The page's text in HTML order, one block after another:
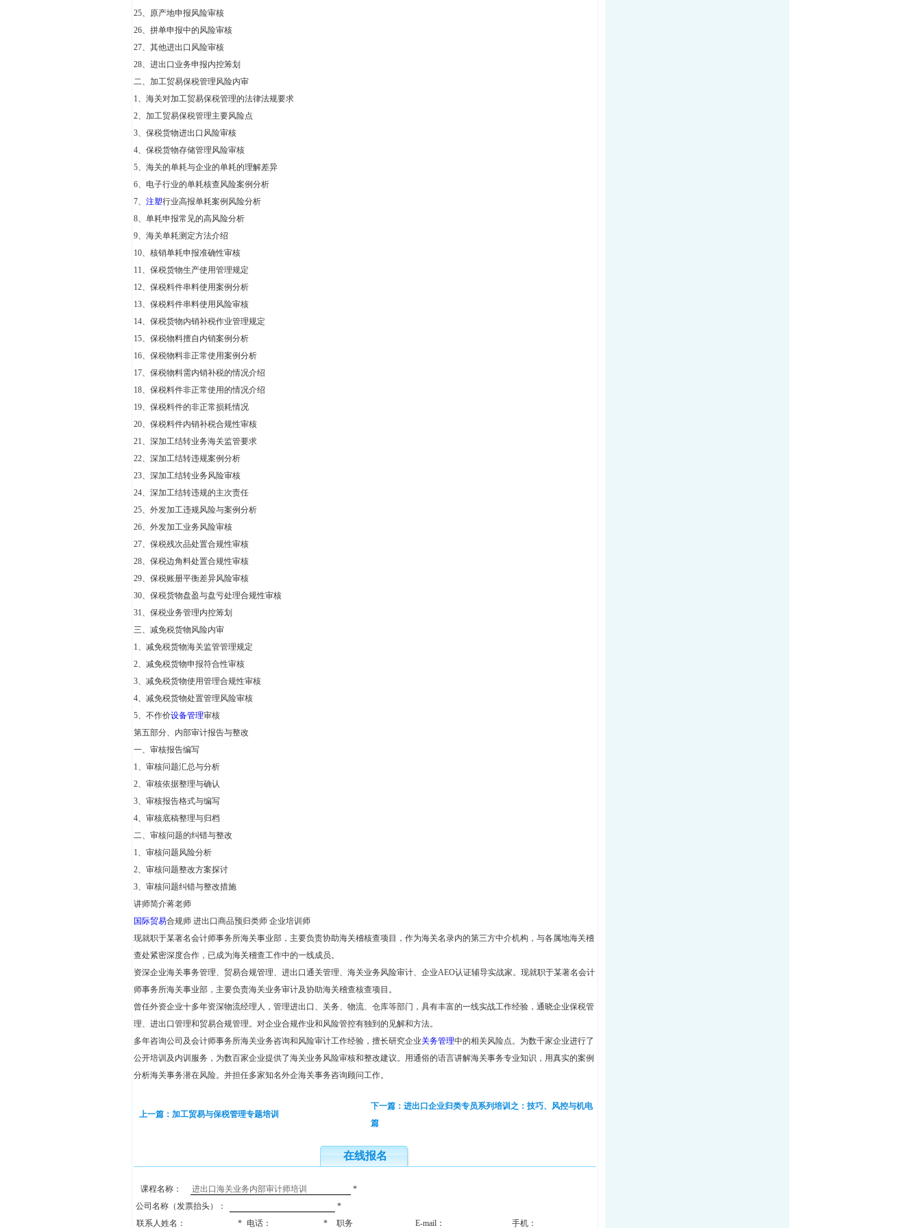
25、原产地申报风险审核
26、拼单申报中的风险审核
27、其他进出口风险审核
28、进出口业务申报内控筹划
二、加工贸易保税管理风险内审
1、海关对加工贸易保税管理的法律法规要求
2、加工贸易保税管理主要风险点
3、保税货物进出口风险审核
4、保税货物存储管理风险审核
5、海关的单耗与企业的单耗的理解差异
6、电子行业的单耗核查风险案例分析
7、 注塑行业高报单耗案例风险分析
8、单耗申报常见的高风险分析
9、海关单耗测定方法介绍
10、核销单耗申报准确性审核
11、保税货物生产使用管理规定
12、保税料件串料使用案例分析
13、保税料件串料使用风险审核
14、保税货物内销补税作业管理规定
15、保税物料擅自内销案例分析
16、保税物料非正常使用案例分析
17、保税物料需内销补税的情况介绍
18、保税料件非正常使用的情况介绍
19、保税料件的非正常损耗情况
20、保税料件内销补税合规性审核
21、深加工结转业务海关监管要求
22、深加工结转违规案例分析
23、深加工结转业务风险审核
24、深加工结转违规的主次责任
25、外发加工违规风险与案例分析
26、外发加工业务风险审核
27、保税残次品处置合规性审核
28、保税边角料处置合规性审核
29、保税账册平衡差异风险审核
30、保税货物盘盈与盘亏处理合规性审核
31、保税业务管理内控筹划
三、减免税货物风险内审
1、减免税货物海关监管管理规定
2、减免税货物申报符合性审核
3、减免税货物使用管理合规性审核
4、减免税货物处置管理风险审核
5、不作价设备管理审核
第五部分、内部审计报告与整改
一、审核报告编写
1、审核问题汇总与分析
2、审核依据整理与确认
3、审核报告格式与编写
4、审核底稿整理与归档
二、审核问题的纠错与整改
1、审核问题风险分析
2、审核问题整改方案探讨
3、审核问题纠错与整改措施
讲师简介蒋老师
国际贸易合规师 进出口商品预归类师 企业培训师
现就职于某著名会计师事务所海关事业部，主要负责协助海关稽核查项目，作为海关名录内的第三方中介机构，与各属地海关稽
查处紧密深度合作，已成为海关稽查工作中的一线成员。
资深企业海关事务管理、贸易合规管理、进出口通关管理、海关业务风险审计、企业AEO认证辅导实战家。现就职于某著名会计
师事务所海关事业部，主要负责海关业务审计及协助海关稽查核查项目。
曾任外资企业十多年资深物流经理人，管理进出口、关务、物流、仓库等部门，具有丰富的一线实战工作经验，通晓企业保税管
理、进出口管理和贸易合规管理。对企业合规作业和风险管控有独到的见解和方法。
多年咨询公司及会计师事务所海关业务咨询和风险审计工作经验，擅长研究企业关务管理中的相关风险点。为数千家企业进行了
公开培训及内训服务，为数百家企业提供了海关业务风险审核和整改建议。用通俗的语言讲解海关事务专业知识，用真实的案例
分析海关事务潜在风险。并担任多家知名外企海关事务咨询顾问工作。
上一篇：加工贸易与保税管理专题培训
下一篇：进出口企业归类专员系列培训之：技巧、风控与机电
篇
在线报名
课程名称：
*
公司名称（发票抬头）：
*
联系人姓名：
* 电话： * 职务 E-mail： 手机：